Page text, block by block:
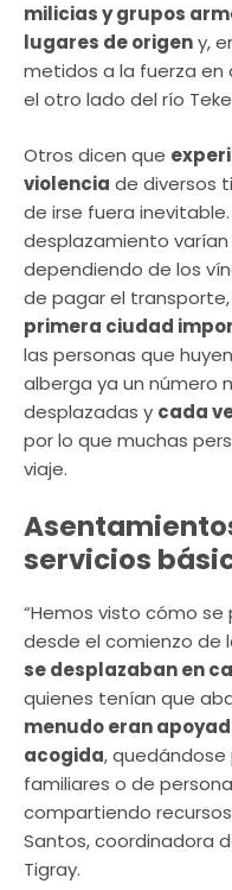
milicias y grupos
lugares de origeny,
metidos a la fuerza en
el otro lado del río
Otros dicen que
violencia de diversos
de irse fuera
desplazamiento
dependiendo de los
de pagar el transporte,
primera ciudad
las personas que
alberga ya un número
desplazadas y cada
por lo que muchas
viaje.
servicios
“Hemos visto cómo
desde el comienzo de
se desplazaban en
quienes tenían que
menudo eran
acogida,
familiares o de
compartiendo recursos
Santos, coordinadora
Tigray.